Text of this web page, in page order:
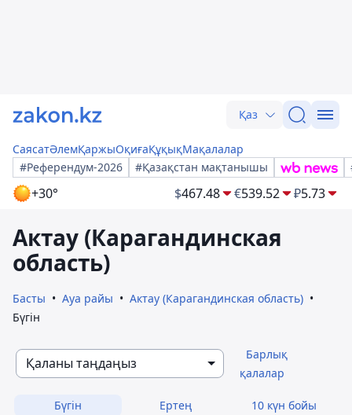
Қаз
СаясатӘлемҚаржыОқиғаҚұқықМақалалар
#Референдум-2026
#Қазақстан мақтанышы
+30° $467.48 €539.52 ₽5.73
Актау (Карагандинская
область)
Басты Ауа райы
Актау (Карагандинская область)
Бүгін
Қаланы таңдаңыз
Барлық
қалалар
Бүгін Ертең 10 күн бойы